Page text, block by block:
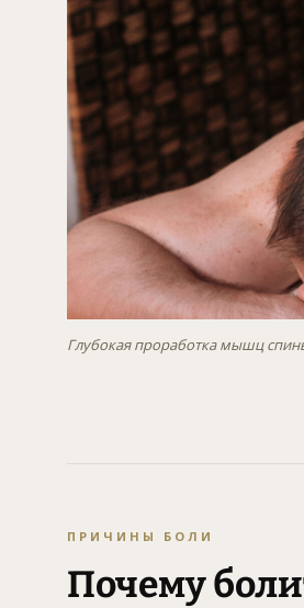
Глубокая проработка мышц
ПРИЧИНЫ БОЛИ
Почему